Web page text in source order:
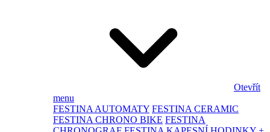
Otevřít
menu
FESTINA AUTOMATY FESTINA CERAMIC
FESTINA CHRONO BIKE FESTINA